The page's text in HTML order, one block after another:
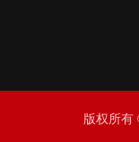
版权所